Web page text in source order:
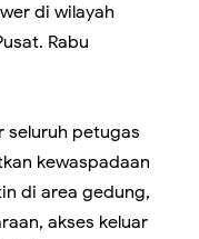
di wilayah
Rabu
seluruh petugas
kewaspadaan
di area gedung,
akses keluar